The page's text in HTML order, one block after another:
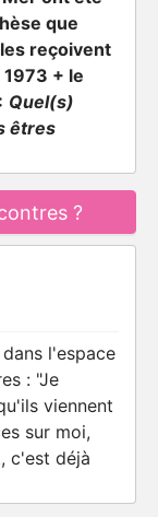
que
reçoivent
+ le
Quel(s)
êtres
?
l'espace
: "Je
viennent
sur moi,
c'est déjà